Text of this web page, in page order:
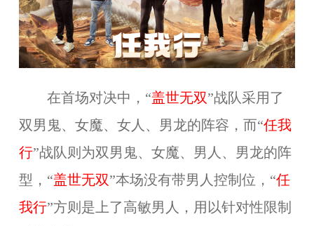
在首场对决中， “盖世无双”战队采用了
双男鬼、女魔、女人、男龙的阵容，而“任我
行”战队则为双男鬼、女魔、男人、男龙的阵
型，“盖世无双”本场没有带男人控制位， “任
我行”方则是上了高敏男人，用以针对性限制